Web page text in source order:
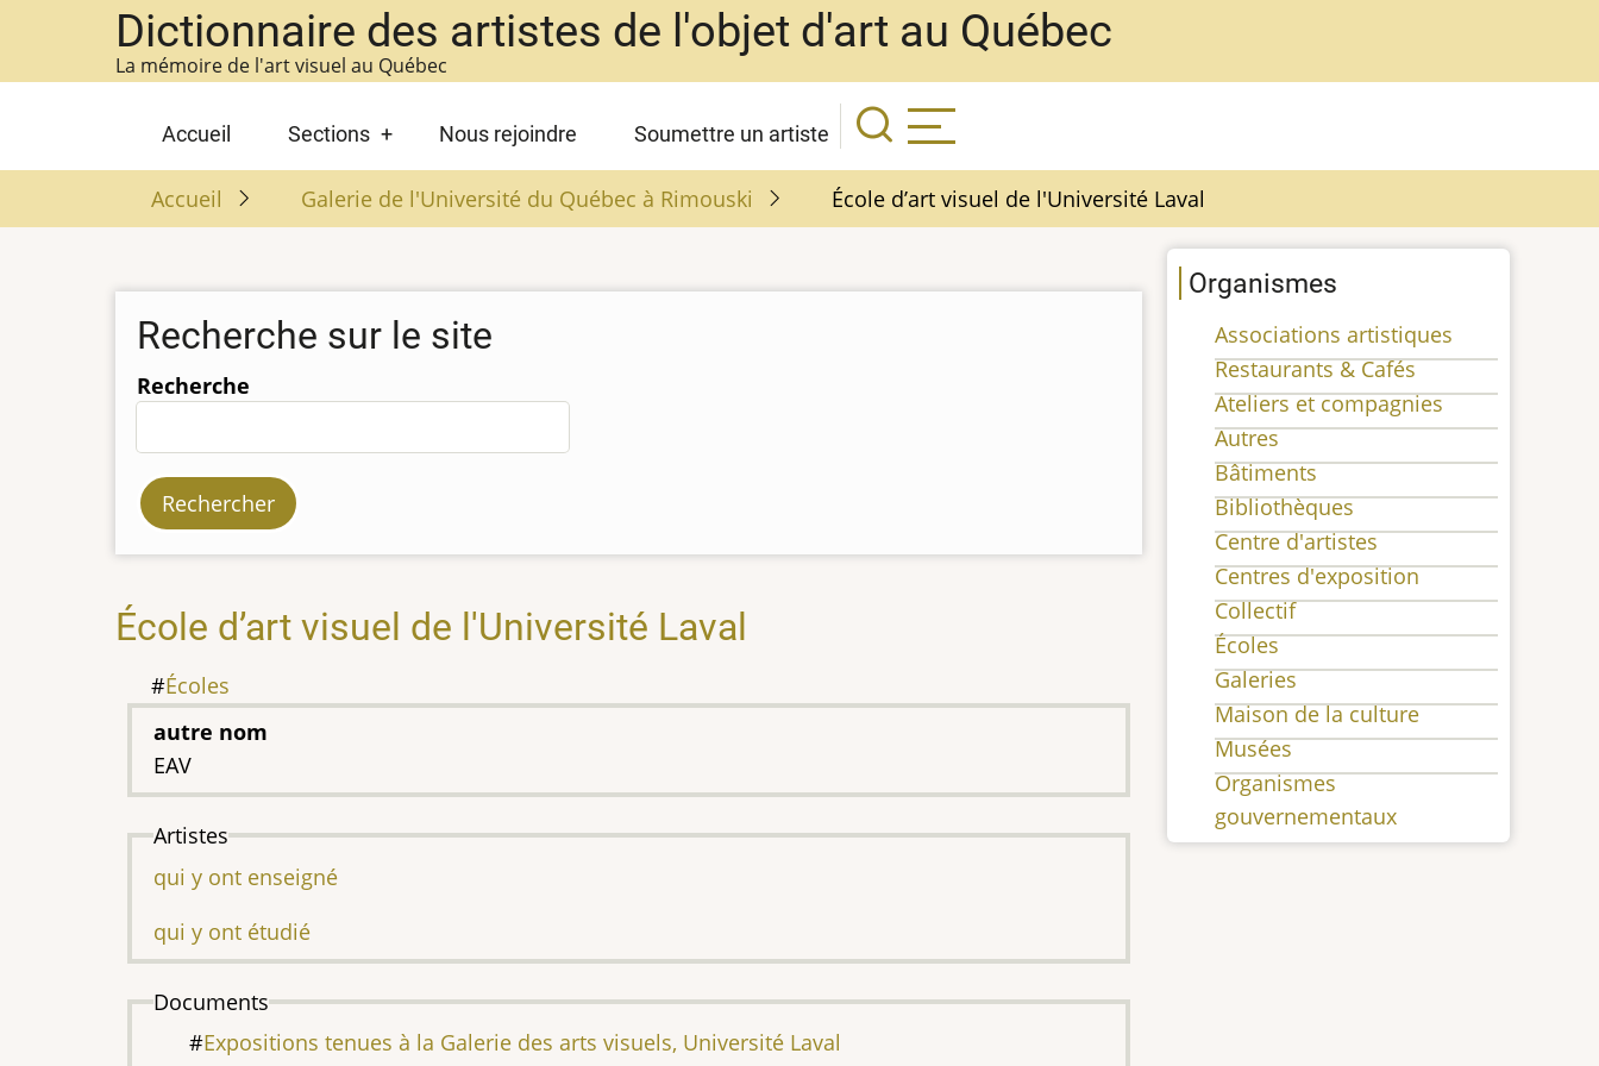
contenu
Dictionnaire des artistes de l'objet d'art au Québec
La mémoire de l'art visuel au Québec
Main
navigation
Accueil Sections Nous rejoindre Soumettre un artiste
Accueil Galerie de l'Université du Québec à Rimouski École d’art visuel de l'Université Laval
Recherche sur le site
Recherche
École d’art visuel de l'Université Laval
Écoles
autre nom
EAV
Artistes
qui y ont enseigné
qui y ont étudié
Documents
Expositions tenues à la Galerie des arts visuels, Université Laval
Organismes
Associations artistiques
Restaurants & Cafés
Ateliers et compagnies
Autres
Bâtiments
Bibliothèques
Centre d'artistes
Centres d'exposition
Collectif
Écoles
Galeries
Maison de la culture
Musées
Organismes
gouvernementaux